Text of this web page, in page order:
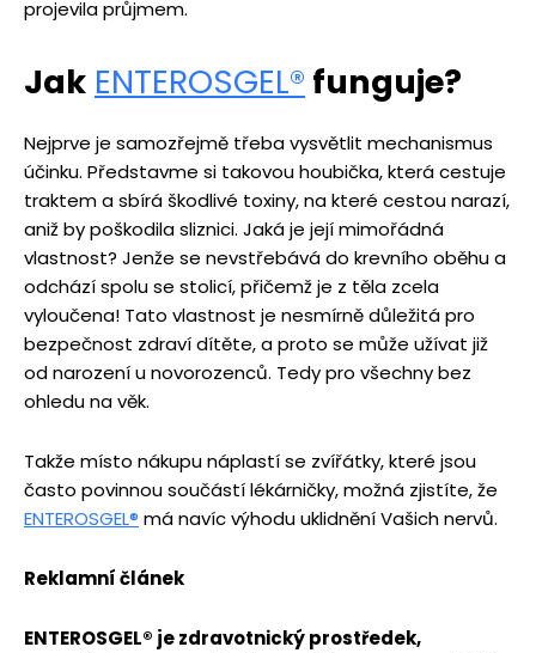
projevila průjmem.
Jak ENTEROSGEL® funguje?
Nejprve je samozřejmě třeba vysvětlit mechanismus
účinku. Představme si takovou houbička, která cestuje
traktem a sbírá škodlivé toxiny, na které cestou narazí,
aniž by poškodila sliznici. Jaká je její mimořádná
vlastnost? Jenže se nevstřebává do krevního oběhu a
odchází spolu se stolicí, přičemž je z těla zcela
vyloučena! Tato vlastnost je nesmírně důležitá pro
bezpečnost zdraví dítěte, a proto se může užívat již
od narození u novorozenců. Tedy pro všechny bez
ohledu na věk.
Takže místo nákupu náplastí se zvířátky, které jsou
často povinnou součástí lékárničky, možná zjistíte, že
ENTEROSGEL® má navíc výhodu uklidnění Vašich nervů.
Reklamní článek
ENTEROSGEL® je zdravotnický prostředek,